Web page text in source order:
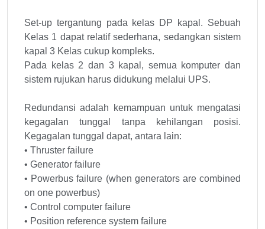
Set-up tergantung pada kelas DP kapal. Sebuah
Kelas 1 dapat relatif sederhana, sedangkan sistem
kapal 3 Kelas cukup kompleks.
Pada kelas 2 dan 3 kapal, semua komputer dan
sistem rujukan harus didukung melalui UPS.
Redundansi adalah kemampuan untuk mengatasi
kegagalan tunggal tanpa kehilangan posisi.
Kegagalan tunggal dapat, antara lain:
• Thruster failure
• Generator failure
• Powerbus failure (when generators are combined
on one powerbus)
• Control computer failure
• Position reference system failure